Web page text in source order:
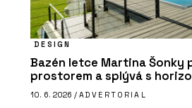
DESIGN
Bazén letce Martina Šonky
prostorem a splývá s
10. 6. 2026 / ADVERTORIAL